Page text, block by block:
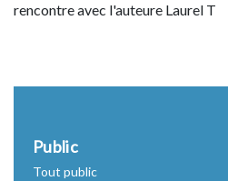
Public
Tout public
rencontre avec l'auteure Laurel T